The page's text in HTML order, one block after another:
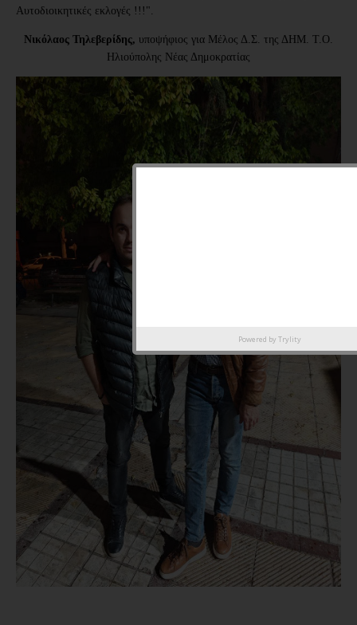
Αυτοδιοικητικές εκλογές !!!".
Νικόλαος Τηλεβερίδης, υποψήφιος για Μέλος Δ.Σ. της ΔΗΜ. Τ.Ο.
Ηλιούπολης Νέας Δημοκρατίας
Powered by Trylity